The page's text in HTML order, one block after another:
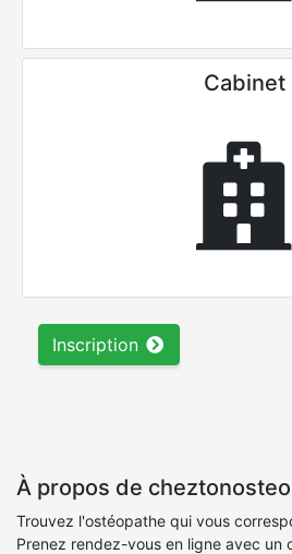
Cabinet
Inscription
À propos de
Trouvez l'ostéopathe qui vous
Prenez rendez-vous en ligne avec un